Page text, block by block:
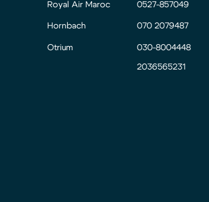
Royal Air Maroc
Hornbach
Otrium
0527-857049
070 2079487
030-8004448
2036565231